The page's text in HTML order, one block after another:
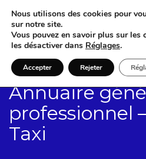
Annuaire
professionnel
Taxi
Nous utilisons des cookies pour
sur notre site.
Vous pouvez en savoir plus sur
les désactiver dans Réglages.
Accepter Rejeter